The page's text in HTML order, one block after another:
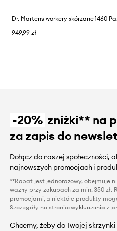
Dr.
949,99 zł
-20% zniżki** na
za zapis do
Dołącz do naszej społeczności,
najnowszych promocjach i
**Rabat jest jednorazowy, obejmuje
ważny przy zakupach za min. 350 zł.
promocjami, a niektóre produkty
Szczegóły na stronie: wykluczenia z
Chcemy, żeby do Twojej